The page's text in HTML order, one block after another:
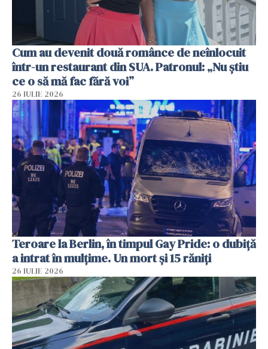
Cum au devenit două românce de neînlocuit
într-un restaurant din SUA. Patronul: „Nu știu
ce o să mă fac fără voi”
26 IULIE 2026
Teroare la Berlin, în timpul Gay Pride: o dubiță
a intrat în mulțime. Un mort și 15 răniți
26 IULIE 2026